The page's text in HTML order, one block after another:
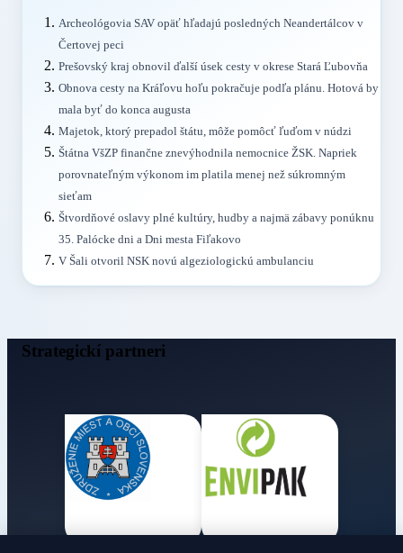
Archeológovia SAV opäť hľadajú posledných Neandertálcov v
Čertovej peci
Prešovský kraj obnovil ďalší úsek cesty v okrese Stará Ľubovňa
Obnova cesty na Kráľovu hoľu pokračuje podľa plánu. Hotová by
mala byť do konca augusta
Majetok, ktorý prepadol štátu, môže pomôcť ľuďom v núdzi
Štátna VšZP finančne znevýhodnila nemocnice ŽSK. Napriek
porovnateľným výkonom im platila menej než súkromným
sieťam
Štvordňové oslavy plné kultúry, hudby a najmä zábavy ponúknu
35. Palócke dni a Dni mesta Fiľakovo
V Šali otvoril NSK novú algeziologickú ambulanciu
Strategickí partneri